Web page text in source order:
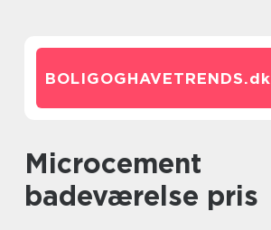
BOLIGOGHAVETRENDS.dk
microcement
badeværelse pris